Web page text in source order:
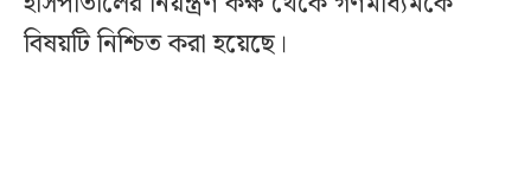
বিষয়টি নিশ্চিত করা হয়েছে।